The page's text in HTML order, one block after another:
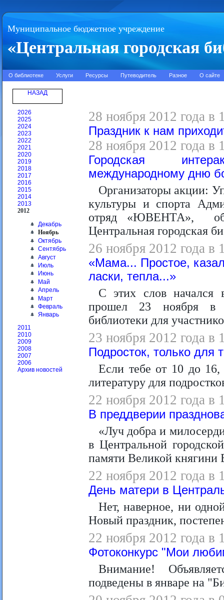
Муниципальное бюджетное учреждение
«Центральная городская
О библиотеке Услуги Ресурсы Путеводитель Разное О сайте
НАЗАД
2026
2025
2024
2023
2022
2021
2020
2019
2018
2017
2016
2015
2014
2013
2012
Декабрь
Ноябрь
Октябрь
Сентябрь
Август
Июль
Июнь
Май
Апрель
Март
Февраль
Январь
2011
2010
2009
2008
2007
2006
Архив новостей
28 ноября 2012 года в
Праздник к нам
28 ноября 2012 года в
Городская
международному дню
Организаторы акции:
культуры и спорта
отряд «ЮВЕНТА»,
Центральная городская
26 ноября 2012 года в
«Мама... Простое,
ласки, тепла...»
С этих слов начался
прошел 23 ноября в
библиотеки для
23 ноября 2012 года в
Подросток, только для
Если тебе от 10 до
литературу для
22 ноября 2012 года в
В преддверии
«Луч добра и
в Центральной
памяти Великой княгини
22 ноября 2012 года в
День матери в
Нет, наверное, ни
Новый праздник,
22 ноября 2012 года в
Фотоконкурс "Мои
Внимание!
подведены в январе на